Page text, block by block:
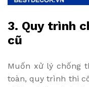
3. Quy trình
cũ
Muốn xử lý chống
toàn, quy trình thi